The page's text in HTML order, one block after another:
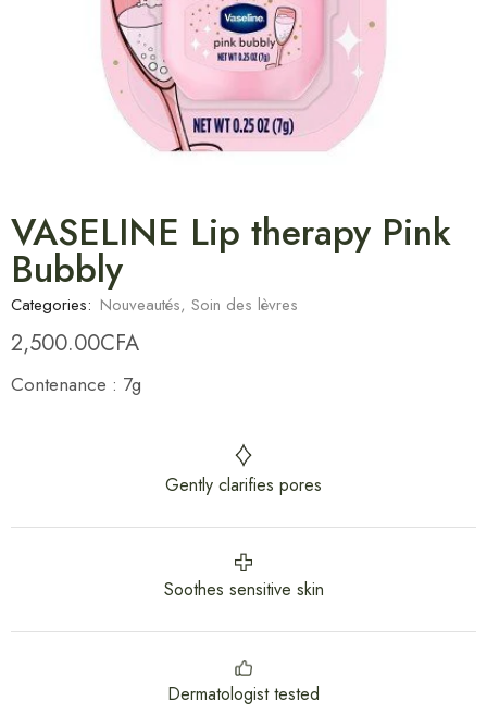
VASELINE Lip therapy Pink
Bubbly
Categories: Nouveautés, Soin des lèvres
2,500.00CFA
Contenance : 7g
Gently clarifies pores
Soothes sensitive skin
Dermatologist tested